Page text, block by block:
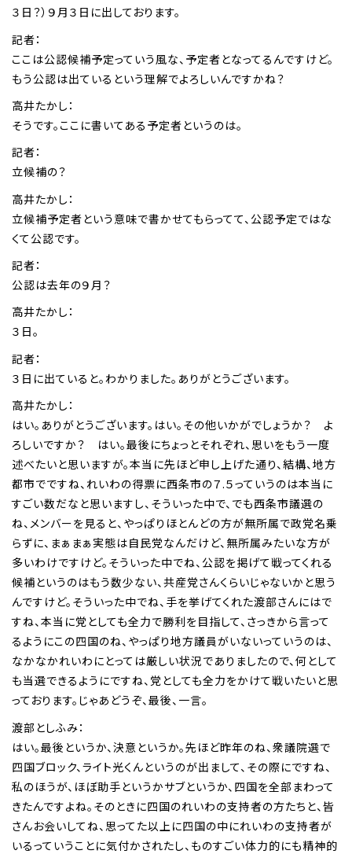
３日？）９月３日に出しております。
記者：
ここは公認候補予定っていう風な、予定者となってるんですけど。
もう公認は出ているという理解でよろしいんですかね？
高井たかし：
そうです。ここに書いてある予定者というのは。
記者：
立候補の？
高井たかし：
立候補予定者という意味で書かせてもらってて、公認予定ではな
くて公認です。
記者：
公認は去年の９月？
高井たかし：
３日。
記者：
３日に出ていると。わかりました。ありがとうございます。
高井たかし：
はい。ありがとうございます。はい。その他いかがでしょうか？ よ
ろしいですか？ はい。最後にちょっとそれぞれ、思いをもう一度
述べたいと思いますが。本当に先ほど申し上げた通り、結構、地方
都市でですね、れいわの得票に西条市の７.５っていうのは本当に
すごい数だなと思いますし、そういった中で、でも西条市議選の
ね、メンバーを見ると、やっぱりほとんどの方が無所属で政党名乗
らずに、まぁまぁ実態は自民党なんだけど、無所属みたいな方が
多いわけですけど。そういった中でね、公認を掲げて戦ってくれる
候補というのはもう数少ない、共産党さんくらいじゃないかと思う
んですけど。そういった中でね、手を挙げてくれた渡部さんにはで
すね、本当に党としても全力で勝利を目指して、さっきから言って
るようにこの四国のね、やっぱり地方議員がいないっていうのは、
なかなかれいわにとっては厳しい状況でありましたので、何として
も当選できるようにですね、党としても全力をかけて戦いたいと思
っております。じゃあどうぞ、最後、一言。
渡部としふみ：
はい。最後というか、決意というか。先ほど昨年のね、衆議院選で
四国ブロック、ライト光くんというのが出まして、その際にですね、
私のほうが、ほぼ助手というかサブというか、四国を全部まわって
きたんですよね。そのときに四国のれいわの支持者の方たちと、皆
さんお会いしてね、思ってた以上に四国の中にれいわの支持者が
いるっていうことに気付かされたし、ものすごい体力的にも精神的